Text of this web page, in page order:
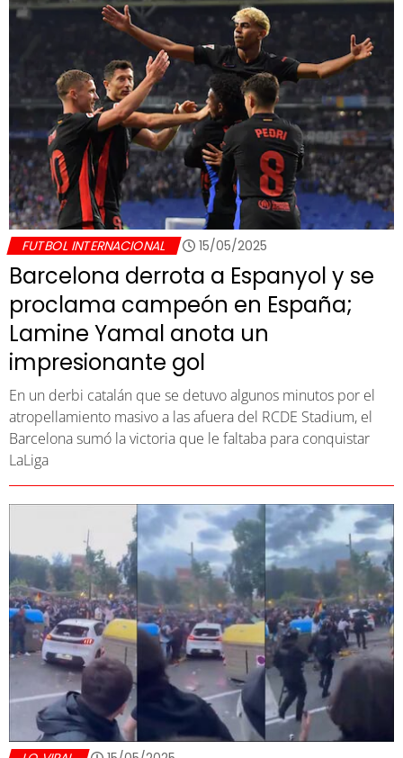
FUTBOL INTERNACIONAL 15/05/2025
Barcelona derrota a Espanyol y se
proclama campeón en España;
Lamine Yamal anota un
impresionante gol
En un derbi catalán que se detuvo algunos minutos por el
atropellamiento masivo a las afuera del RCDE Stadium, el
Barcelona sumó la victoria que le faltaba para conquistar
LaLiga